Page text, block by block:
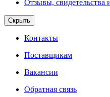
Отзывы, свидетельства
Скрыть
Контакты
Поставщикам
Вакансии
Обратная связь